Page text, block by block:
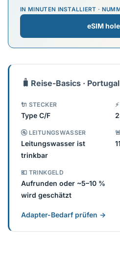
IN MINUTEN INSTALLIERT ·
eSIM
🧳 Reise-Basics · Portugal
🔌 STECKER
Type C/F
🚰 LEITUNGSWASSER
Leitungswasser ist
trinkbar
💶 TRINKGELD
Aufrunden oder ~5–10 %
wird geschätzt
Adapter-Bedarf prüfen →